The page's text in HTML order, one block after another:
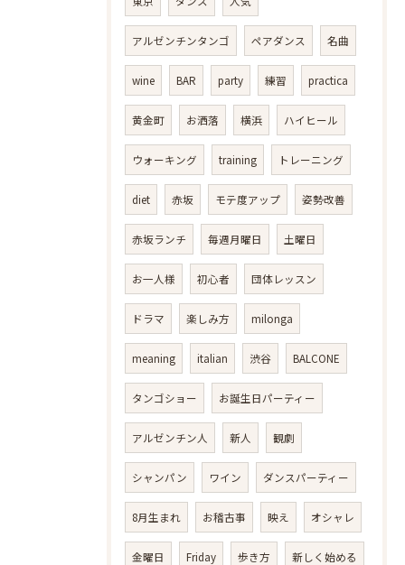
アルゼンチンタンゴ ペアダンス 名曲
wine BAR party 練習 practica
黄金町 お洒落 横浜 ハイヒール
ウォーキング training トレーニング
diet 赤坂 モテ度アップ 姿勢改善
赤坂ランチ 毎週月曜日 土曜日
お一人様 初心者 団体レッスン
ドラマ 楽しみ方 milonga
meaning italian 渋谷 BALCONE
タンゴショー お誕生日パーティー
アルゼンチン人 新人 観劇
シャンパン ワイン ダンスパーティー
8月生まれ お稽古事 映え オシャレ
金曜日 Friday 歩き方 新しく始める